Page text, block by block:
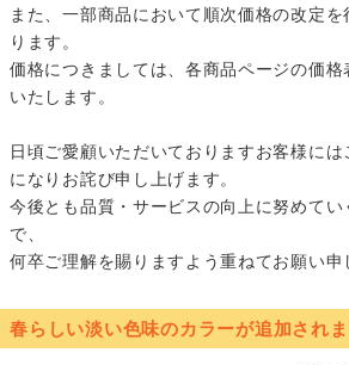
また、一部商品において順次価格の改定
ります。
価格につきましては、各商品ページの価
いたします。
日頃ご愛顧いただいておりますお客様に
になりお詫び申し上げます。
今後とも品質・サービスの向上に努めて
で、
何卒ご理解を賜りますよう重ねてお願い申
春らしい淡い色味のカラーが追加されま